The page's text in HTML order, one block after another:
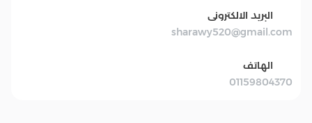
البريد الالكترونى
sharawy520@gmail.com
الهاتف
01159804370